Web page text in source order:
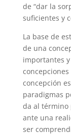
de “dar la
suficientes y
La base de
de una
importantes
concepción
paradigmas
da al término
ante una
ser